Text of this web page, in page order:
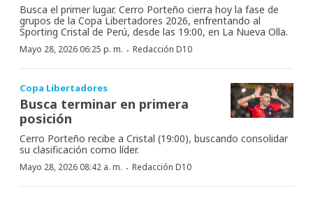
Busca el primer lugar. Cerro Porteño cierra hoy la fase de
grupos de la Copa Libertadores 2026, enfrentando al
Sporting Cristal de Perú, desde las 19:00, en La Nueva Olla.
Mayo 28, 2026 06:25 p. m. · Redacción D10
Copa Libertadores
Busca terminar en primera
posición
Cerro Porteño recibe a Cristal (19:00), buscando consolidar
su clasificación como líder.
Mayo 28, 2026 08:42 a. m. · Redacción D10